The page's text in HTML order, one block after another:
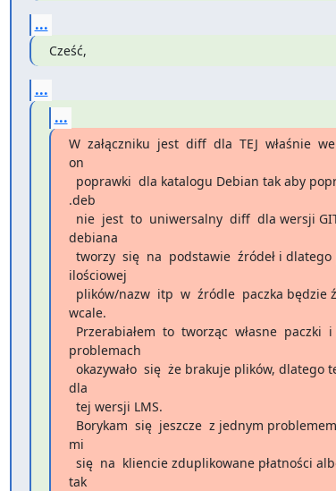
...
Cześć,
...
...
W  załączniku  jest  diff  dla  TEJ  właśnie
on
.deb
debiana
ilościowej
wcale.
problemach
dla
mi
tak